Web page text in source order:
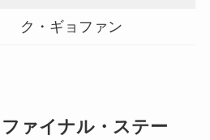
ク・ギョファン
ァイナル・ステー